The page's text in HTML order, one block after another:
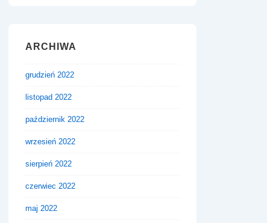
ARCHIWA
grudzień 2022
listopad 2022
październik 2022
wrzesień 2022
sierpień 2022
czerwiec 2022
maj 2022